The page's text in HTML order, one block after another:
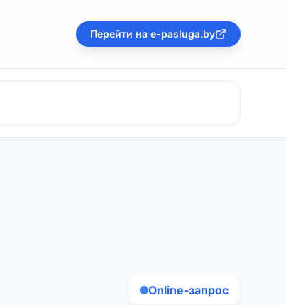
Перейти на e-pasluga.by
Online-запрос